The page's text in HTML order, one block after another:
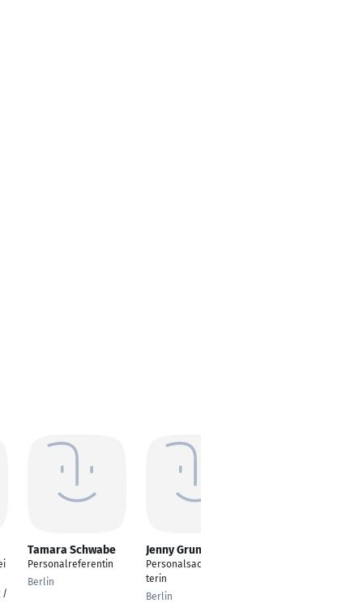
/
Tamara Schwabe
Personalreferentin
Berlin
Jenny Grunewaldt
Personalsachbearbei
terin
Berlin